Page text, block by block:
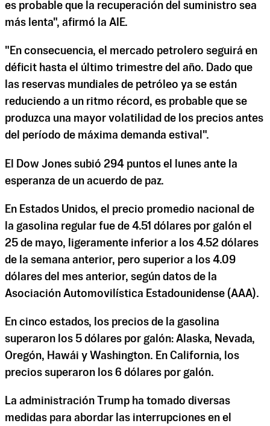
es probable que la recuperación del suministro sea
más lenta", afirmó la AIE.
"En consecuencia, el mercado petrolero seguirá en
déficit hasta el último trimestre del año. Dado que
las reservas mundiales de petróleo ya se están
reduciendo a un ritmo récord, es probable que se
produzca una mayor volatilidad de los precios antes
del período de máxima demanda estival".
El Dow Jones subió 294 puntos el lunes ante la
esperanza de un acuerdo de paz.
En Estados Unidos, el precio promedio nacional de
la gasolina regular fue de 4.51 dólares por galón el
25 de mayo, ligeramente inferior a los 4.52 dólares
de la semana anterior, pero superior a los 4.09
dólares del mes anterior, según datos de la
Asociación Automovilística Estadounidense (AAA).
En cinco estados, los precios de la gasolina
superaron los 5 dólares por galón: Alaska, Nevada,
Oregón, Hawái y Washington. En California, los
precios superaron los 6 dólares por galón.
La administración Trump ha tomado diversas
medidas para abordar las interrupciones en el